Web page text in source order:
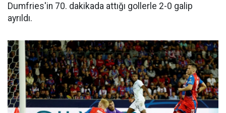
Dumfries'in 70. dakikada attığı gollerle 2-0 galip
ayrıldı.